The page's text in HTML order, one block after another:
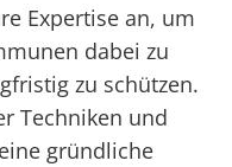
Expertise an, um
dabei zu
zu schützen.
Techniken und
gründliche